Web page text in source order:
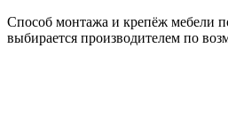
Способ монтажа и крепёж мебели
выбирается производителем по